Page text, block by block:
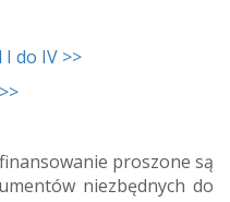
do IV >>
proszone są
niezbędnych do